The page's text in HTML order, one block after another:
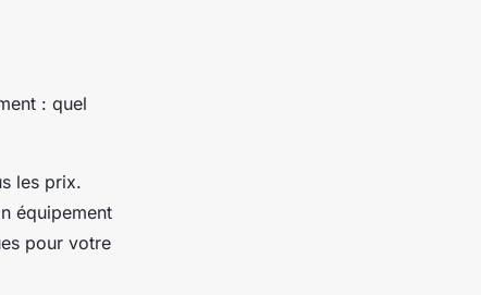
: quel
les prix.
équipement
pour votre